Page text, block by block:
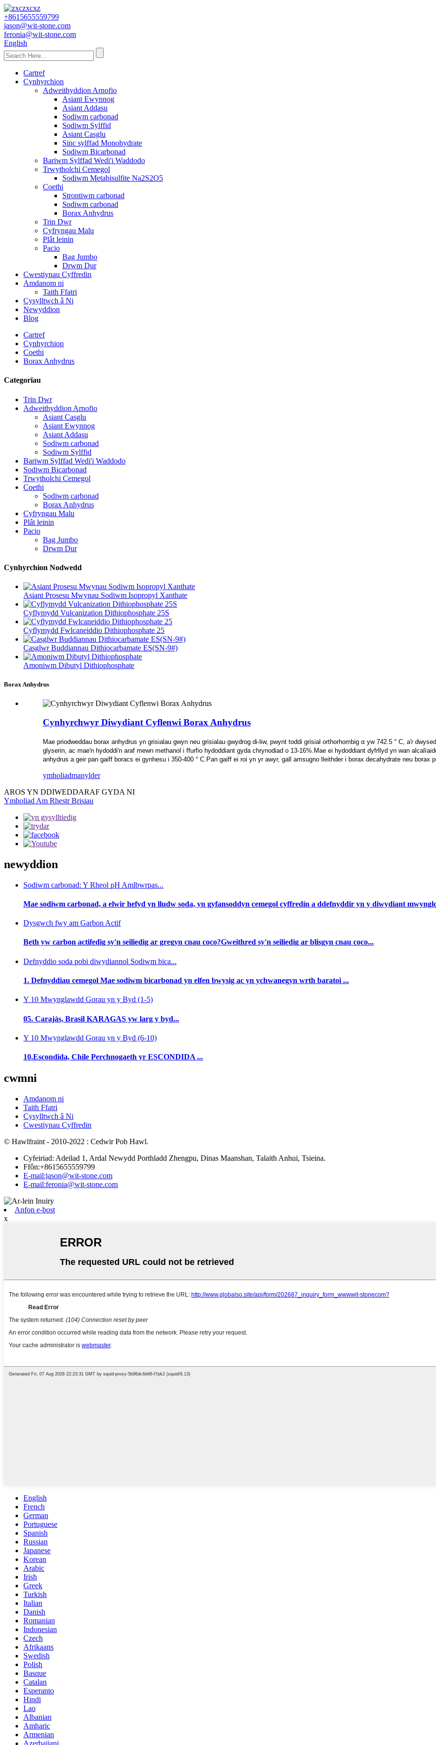
+8615655559799
jason@wit-stone.com
feronia@wit-stone.com
English
Cartref
Cynhyrchion
Adweithyddion Arnofio
Asiant Ewynnog
Asiant Addasu
Sodiwm carbonad
Sodiwm Sylffid
Asiant Casglu
Sinc sylffad Monohydrate
Sodiwm Bicarbonad
Bariwm Sylffad Wedi'i Waddodo
Trwytholchi Cemegol
Sodiwm Metabisulfite Na2S2O5
Coethi
Strontiwm carbonad
Sodiwm carbonad
Borax Anhydrus
Trin Dwr
Cyfryngau Malu
Plât leinin
Pacio
Bag Jumbo
Drwm Dur
Cwestiynau Cyffredin
Amdanom ni
Taith Ffatri
Cysylltwch â Ni
Newyddion
Blog
Cartref
Cynhyrchion
Coethi
Borax Anhydrus
Categorïau
Trin Dwr
Adweithyddion Arnofio
Asiant Casglu
Asiant Ewynnog
Asiant Addasu
Sodiwm carbonad
Sodiwm Sylffid
Bariwm Sylffad Wedi'i Waddodo
Sodiwm Bicarbonad
Trwytholchi Cemegol
Coethi
Sodiwm carbonad
Borax Anhydrus
Cyfryngau Malu
Plât leinin
Pacio
Bag Jumbo
Drwm Dur
Cynhyrchion Nodwedd
Asiant Prosesu Mwynau Sodiwm Isopropyl Xanthate
Cyflymydd Vulcanization Dithiophosphate 25S
Cyflymydd Fwlcaneiddio Dithiophosphate 25
Casglwr Buddiannau Dithiocarbamate ES(SN-9#)
Amoniwm Dibutyl Dithiophosphate
Borax Anhydrus
Cynhyrchwyr Diwydiant Cyflenwi Borax Anhydrus
Mae priodweddau borax anhydrus yn grisialau gwyn neu grisialau gwydrog di-liw, pwynt toddi grisial orthorhombig α yw 742.5 ° C, a'r
glyserin, ac mae'n hydoddi'n araf mewn methanol i ffurfio hydoddiant gyda chrynodiad o 13-16%.Mae ei hydoddiant dyfrllyd yn wan
anhydrus a geir pan gaiff boracs ei gynhesu i 350-400 ° C.Pan gaiff ei roi yn yr awyr, gall amsugno lleithder i borax decahydrate neu borax
ymholiadmanylder
AROS YN DDIWEDDARAF GYDA NI
Ymholiad Am Rhestr Brisiau
newyddion
Sodiwm carbonad: Y Rheol pH Amlbwrpas...
Mae sodiwm carbonad, a elwir hefyd yn lludw soda, yn gyfansoddyn cemegol cyffredin a ddefnyddir yn y diwydiant
Dysgwch fwy am Garbon Actif
Beth yw carbon actifedig sy'n seiliedig ar gregyn cnau coco?Gweithred sy'n seiliedig ar blisgyn cnau coco...
Defnyddio soda pobi diwydiannol Sodiwm bica...
1. Defnyddiau cemegol Mae sodiwm bicarbonad yn elfen bwysig ac yn ychwanegyn wrth baratoi ...
Y 10 Mwynglawdd Gorau yn y Byd (1-5)
05. Carajás, Brasil KARAGAS yw larg y byd...
Y 10 Mwynglawdd Gorau yn y Byd (6-10)
10.Escondida, Chile Perchnogaeth yr ESCONDIDA ...
cwmni
Amdanom ni
Taith Ffatri
Cysylltwch â Ni
Cwestiynau Cyffredin
© Hawlfraint - 2010-2022 : Cedwir Pob Hawl.
Cyfeiriad: Adeilad 1, Ardal Newydd Porthladd Zhengpu, Dinas Maanshan, Talaith Anhui, Tsieina.
Ffôn:+8615655559799
E-mail:jason@wit-stone.com
E-mail:feronia@wit-stone.com
Anfon e-bost
x
English
French
German
Portuguese
Spanish
Russian
Japanese
Korean
Arabic
Irish
Greek
Turkish
Italian
Danish
Romanian
Indonesian
Czech
Afrikaans
Swedish
Polish
Basque
Catalan
Esperanto
Hindi
Lao
Albanian
Amharic
Armenian